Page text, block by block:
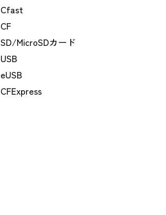
Cfast
CF
SD/MicroSDカード
USB
eUSB
CFExpress